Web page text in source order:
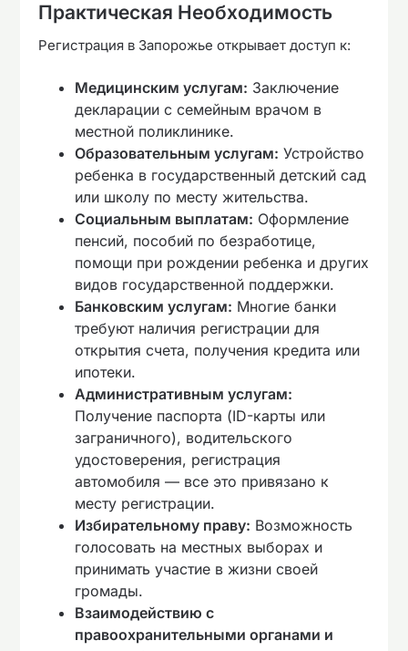
Практическая Необходимость
Регистрация в Запорожье открывает доступ к:
Медицинским услугам: Заключение
декларации с семейным врачом в
местной поликлинике.
Образовательным услугам: Устройство
ребенка в государственный детский сад
или школу по месту жительства.
Социальным выплатам: Оформление
пенсий, пособий по безработице,
помощи при рождении ребенка и других
видов государственной поддержки.
Банковским услугам: Многие банки
требуют наличия регистрации для
открытия счета, получения кредита или
ипотеки.
Административным услугам:
Получение паспорта (ID-карты или
заграничного), водительского
удостоверения, регистрация
автомобиля — все это привязано к
месту регистрации.
Избирательному праву: Возможность
голосовать на местных выборах и
принимать участие в жизни своей
громады.
Взаимодействию с
правоохранительными органами и